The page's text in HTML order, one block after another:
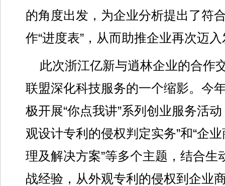
的角度出发，为企业分析提出了符
作“进度表”，从而助推企业再次迈入
此次浙江亿新与逍林企业的合作
联盟深化科技服务的一个缩影。今
极开展“你点我讲”系列创业服务活
观设计专利的侵权判定实务”和“企
理及解决方案”等多个主题，结合生
战经验，从外观专利的侵权到企业